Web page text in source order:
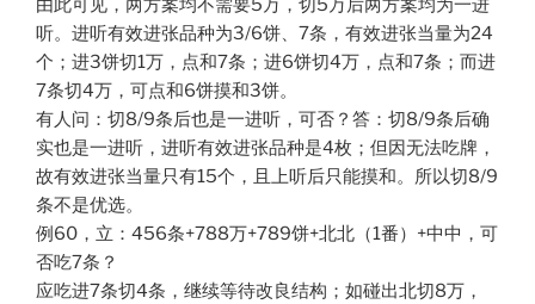
由此可见，两方案均不需要5万，切5万后两方案均为一进
听。进听有效进张品种为3/6饼、7条，有效进张当量为24
个；进3饼切1万，点和7条；进6饼切4万，点和7条；而进
7条切4万，可点和6饼摸和3饼。
有人问：切8/9条后也是一进听，可否？答：切8/9条后确
实也是一进听，进听有效进张品种是4枚；但因无法吃牌，
故有效进张当量只有15个，且上听后只能摸和。所以切8/9
条不是优选。
例60，立：456条+788万+789饼+北北（1番）+中中，可
否吃7条？
应吃进7条切4条，继续等待改良结构；如碰出北切8万，